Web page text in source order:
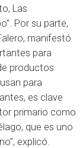
Las
Por su parte,
manifestó
para
productos
para
es clave
primario como
que es uno
explicó.